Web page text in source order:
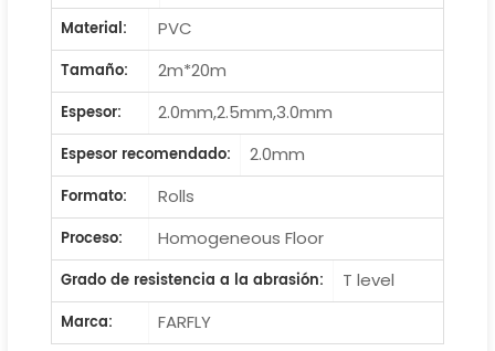
Material:
PVC
Tamaño:
2m*20m
Espesor:
2.0mm,2.5mm,3.0mm
Espesor recomendado:
2.0mm
Formato:
Rolls
Proceso:
Homogeneous Floor
Grado de resistencia a la abrasión:
T level
Marca:
FARFLY